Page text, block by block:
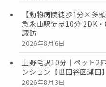
【動物病院徒歩1分×多
急永山駅徒歩10分 2DK
諏訪
2026年8月6日
上野毛駅10分｜ペット2
ンション【世田谷区瀬田】
2026年8月3日